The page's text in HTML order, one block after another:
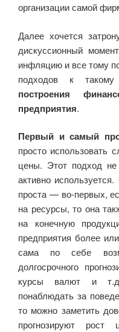
организации самой
Далее хочется
дискуссионный
инфляцию и все тому
подходов к такому
построения
предприятия.
Первый и самый
просто использовать
цены. Этот подход
активно
проста — во-первых,
на ресурсы, то она
на конечную
предприятия более
сама по себе
долгосрочного
курсы валют и
понаблюдать за
то можно заметить
прогнозируют